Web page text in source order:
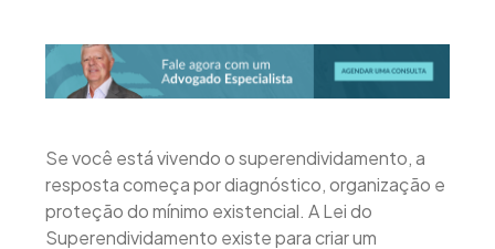
Se você está vivendo o superendividamento, a
resposta começa por diagnóstico, organização e
proteção do mínimo existencial. A Lei do
Superendividamento existe para criar um